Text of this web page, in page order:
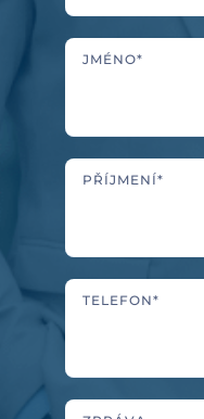
JMÉNO*
PŘÍJMENÍ*
TELEFON*